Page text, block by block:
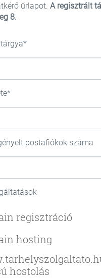
űrlapot. A regisztrált
8.
postafiókok száma
regisztráció
hosting
hostolás